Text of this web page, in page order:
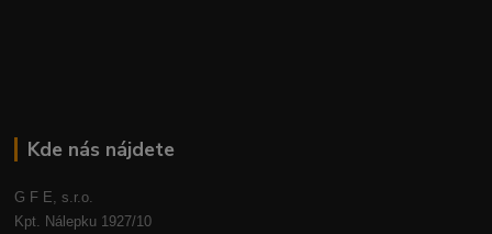
Kde nás nájdete
G F E, s.r.o.
Kpt. Nálepku 1927/10